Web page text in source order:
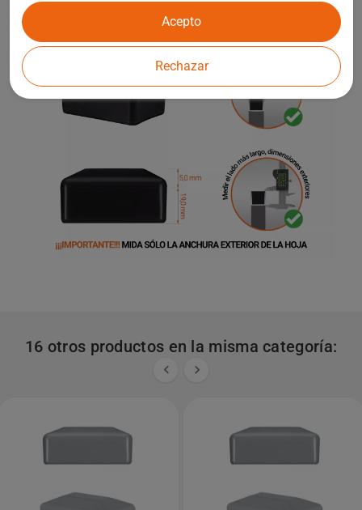
16 otros productos en la misma categoría:
 
Rechazar
Acepto